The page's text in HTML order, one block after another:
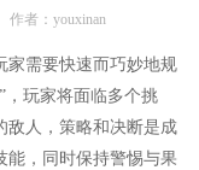
作者：youxinan
家需要快速而巧妙地规
，玩家将面临多个挑
敌人，策略和决断是成
能，同时保持警惕与果